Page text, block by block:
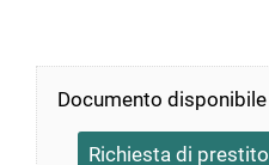
Documento disponibile
Richiesta di prestito